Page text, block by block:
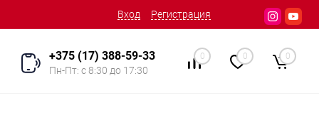
Вход Регистрация
+375 (17) 388-59-33
Пн-Пт: с 8:30 до 17:30
0 0 0